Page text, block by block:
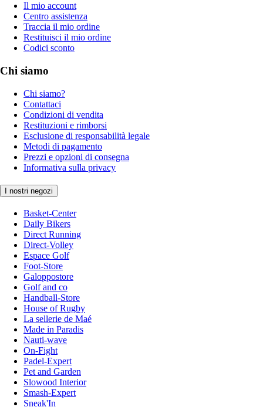
Il mio account
Centro assistenza
Traccia il mio ordine
Restituisci il mio ordine
Codici sconto
Chi siamo
Chi siamo?
Contattaci
Condizioni di vendita
Restituzioni e rimborsi
Esclusione di responsabilità legale
Metodi di pagamento
Prezzi e opzioni di consegna
Informativa sulla privacy
I nostri negozi
Basket-Center
Daily Bikers
Direct Running
Direct-Volley
Espace Golf
Foot-Store
Galoppostore
Golf and co
Handball-Store
House of Rugby
La sellerie de Maé
Made in Paradis
Nauti-wave
On-Fight
Padel-Expert
Pet and Garden
Slowood Interior
Smash-Expert
Sneak'In